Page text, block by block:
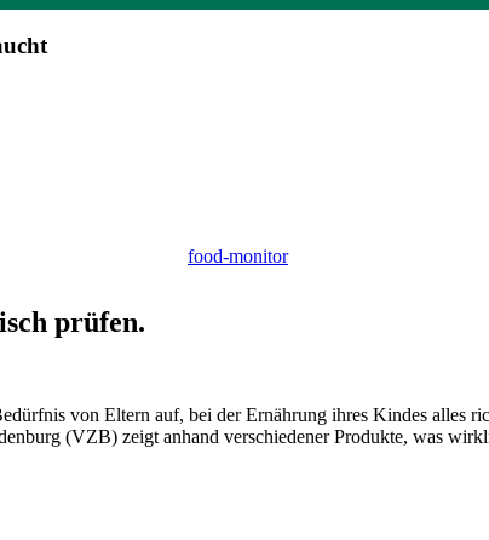
food-monitor
prüfen.
von Eltern auf, bei der Ernährung ihres Kindes alles
(VZB) zeigt anhand verschiedener Produkte, was